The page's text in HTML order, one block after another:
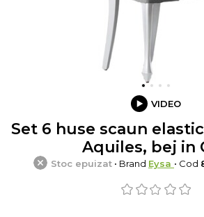
VIDEO
Set 6 huse scaun
Aquiles, bej in
Stoc epuizat • Brand Eysa • Cod